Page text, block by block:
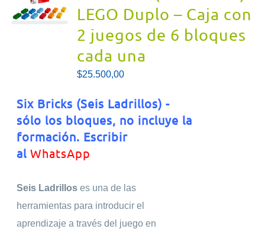
LEGO Duplo – Caja con
2 juegos de 6 bloques
cada una
$25.500,00
Six Bricks (Seis Ladrillos) -
sólo los bloques, no incluye la
formación. Escribir
alWhatsApp
Seis Ladrillos es una de las
herramientas para introducir el
aprendizaje a través del juego en